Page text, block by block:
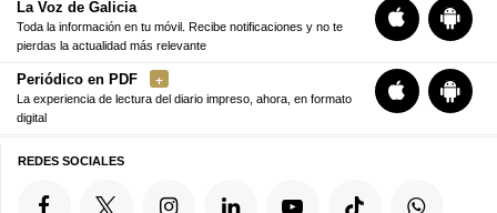
La Voz de Galicia
Toda la información en tu móvil. Recibe notificaciones y no te
pierdas la actualidad más relevante
Periódico en PDF
La experiencia de lectura del diario impreso, ahora, en formato
digital
REDES SOCIALES